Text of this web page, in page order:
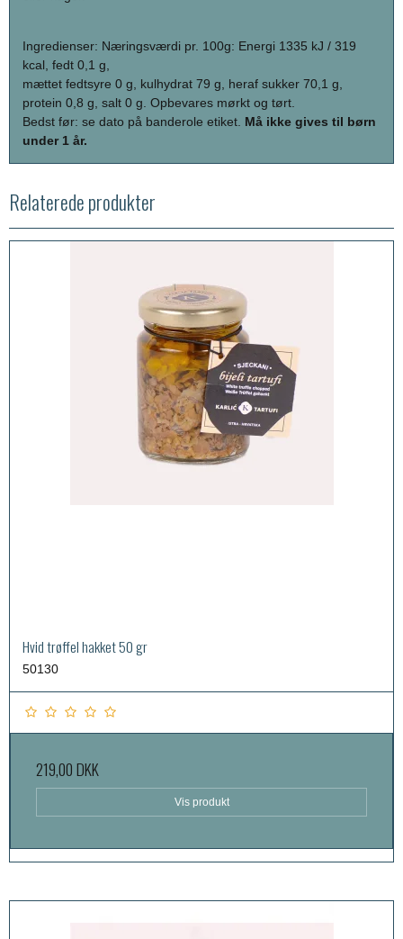
Ingredienser: Næringsværdi pr. 100g: Energi 1335 kJ / 319
kcal, fedt 0,1 g,
mættet fedtsyre 0 g, kulhydrat 79 g, heraf sukker 70,1 g,
protein 0,8 g, salt 0 g. Opbevares mørkt og tørt.
Bedst før: se dato på banderole etiket. Må ikke gives til børn
under 1 år.
Relaterede produkter
Hvid trøffel hakket 50 gr
50130
219,00 DKK
Vis produkt